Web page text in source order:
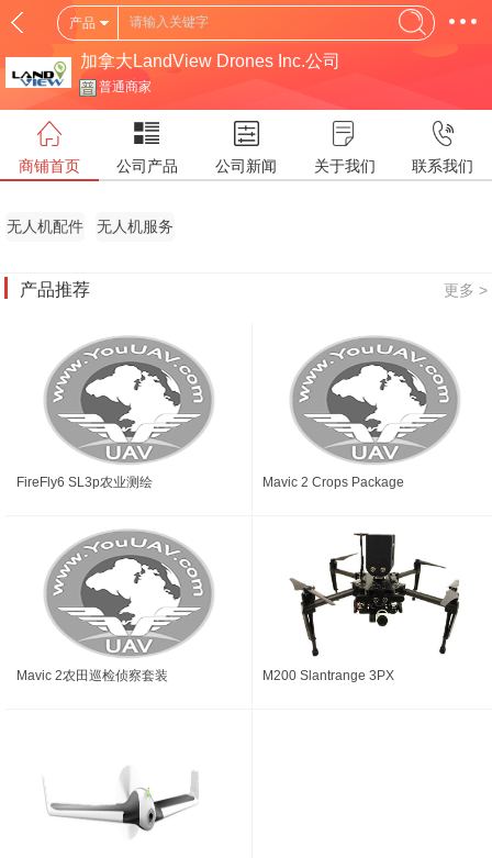
产品
加拿大LandView Drones Inc.公司
普通商家
商铺首页 公司产品 公司新闻 关于我们 联系我们
无人机配件 无人机服务
产品推荐 更多 >
FireFly6 SL3p农业测绘 Mavic 2 Crops Package
Mavic 2农田巡检侦察套装 M200 Slantrange 3PX